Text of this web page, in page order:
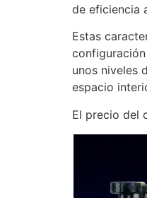
de eficiencia
Estas
unos niveles
espacio
El precio del